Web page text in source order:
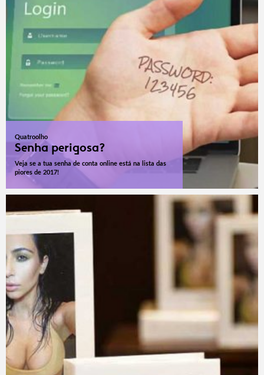
Quatroolho
Senha perigosa?
Veja se a tua senha de conta online está na lista das
piores de 2017!